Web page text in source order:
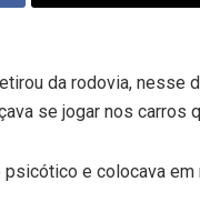
da rodovia, nesse
se jogar nos carros
e colocava